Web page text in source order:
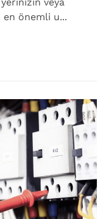
önemli u...